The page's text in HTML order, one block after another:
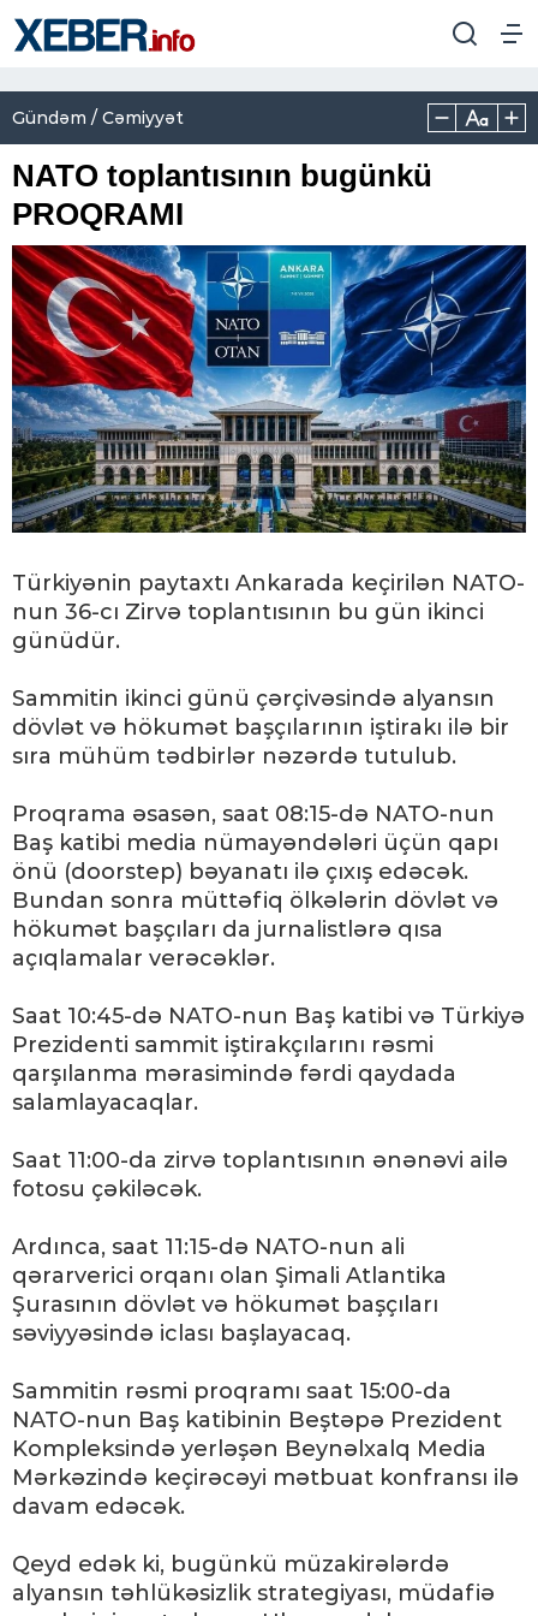
Gündəm / Cəmiyyət
NATO toplantısının bugünkü
PROQRAMI
Türkiyənin paytaxtı Ankarada keçirilən NATO-
nun 36-cı Zirvə toplantısının bu gün ikinci
günüdür.
Sammitin ikinci günü çərçivəsində alyansın
dövlət və hökumət başçılarının iştirakı ilə bir
sıra mühüm tədbirlər nəzərdə tutulub.
Proqrama əsasən, saat 08:15-də NATO-nun
Baş katibi media nümayəndələri üçün qapı
önü (doorstep) bəyanatı ilə çıxış edəcək.
Bundan sonra müttəfiq ölkələrin dövlət və
hökumət başçıları da jurnalistlərə qısa
açıqlamalar verəcəklər.
Saat 10:45-də NATO-nun Baş katibi və Türkiyə
Prezidenti sammit iştirakçılarını rəsmi
qarşılanma mərasimində fərdi qaydada
salamlayacaqlar.
Saat 11:00-da zirvə toplantısının ənənəvi ailə
fotosu çəkiləcək.
Ardınca, saat 11:15-də NATO-nun ali
qərarverici orqanı olan Şimali Atlantika
Şurasının dövlət və hökumət başçıları
səviyyəsində iclası başlayacaq.
Sammitin rəsmi proqramı saat 15:00-da
NATO-nun Baş katibinin Beştəpə Prezident
Kompleksində yerləşən Beynəlxalq Media
Mərkəzində keçirəcəyi mətbuat konfransı ilə
davam edəcək.
Qeyd edək ki, bugünkü müzakirələrdə
alyansın təhlükəsizlik strategiyası, müdafiə